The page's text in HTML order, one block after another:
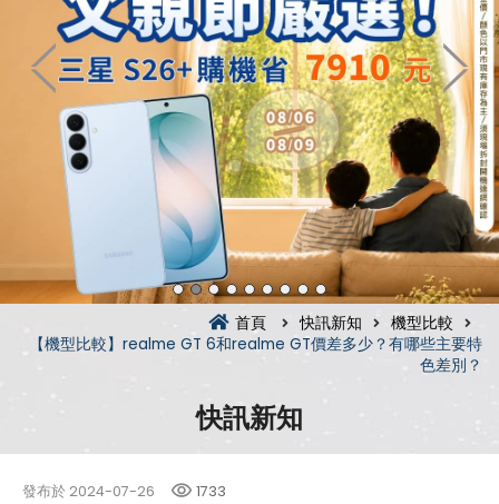
首頁 快訊新知
機型比較
【機型比較】realme GT 6和realme GT價差多少？有哪些主要特
色差別？
快訊新知
發布於 2024-07-26 1733